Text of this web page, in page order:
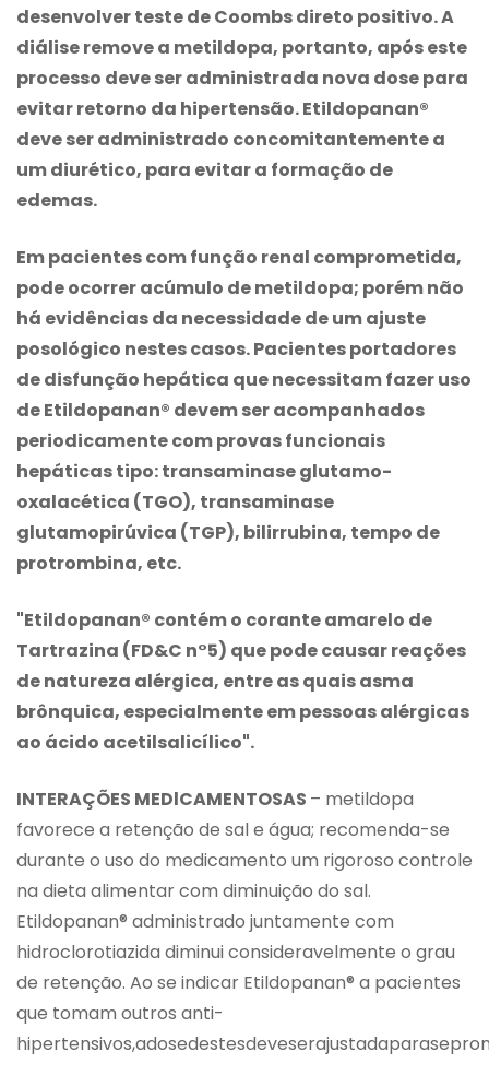
desenvolver teste de Coombs direto positivo. A
diálise remove a metildopa, portanto, após este
processo deve ser administrada nova dose para
evitar retorno da hipertensão. Etildopanan®
deve ser administrado concomitantemente a
um diurético, para evitar a formação de
edemas.
Em pacientes com função renal comprometida,
pode ocorrer acúmulo de metildopa; porém não
há evidências da necessidade de um ajuste
posológico nestes casos. Pacientes portadores
de disfunção hepática que necessitam fazer uso
de Etildopanan® devem ser acompanhados
periodicamente com provas funcionais
hepáticas tipo: transaminase glutamo-
oxalacética (TGO), transaminase
glutamopirúvica (TGP), bilirrubina, tempo de
protrombina, etc.
"Etildopanan® contém o corante amarelo de
Tartrazina (FD&C n°5) que pode causar reações
de natureza alérgica, entre as quais asma
brônquica, especialmente em pessoas alérgicas
ao ácido acetilsalicílico".
INTERAÇÕES MEDlCAMENTOSAS – metildopa
favorece a retenção de sal e água; recomenda-se
durante o uso do medicamento um rigoroso controle
na dieta alimentar com diminuição do sal.
Etildopanan® administrado juntamente com
hidroclorotiazida diminui consideravelmente o grau
de retenção. Ao se indicar Etildopanan® a pacientes
que tomam outros anti-